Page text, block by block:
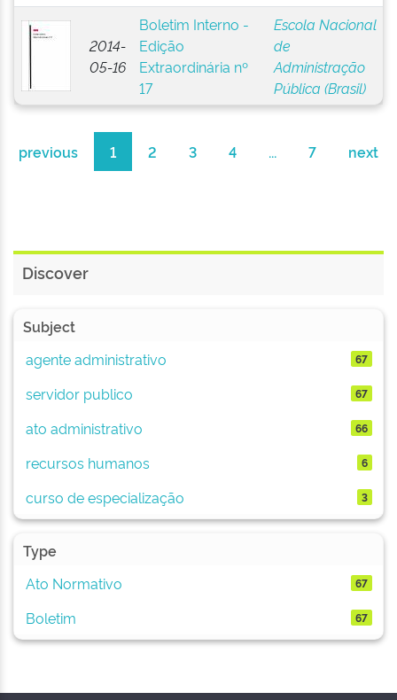
2014-
05-16
Boletim Interno -
Edição
Extraordinária nº
17
Escola Nacional
de
Administração
Pública (Brasil)
previous 1 2 3 4 ... 7 next
Discover
Subject
agente administrativo
67
servidor publico 67
ato administrativo 66
recursos humanos 6
curso de especialização 3
Type
Ato Normativo
67
Boletim 67